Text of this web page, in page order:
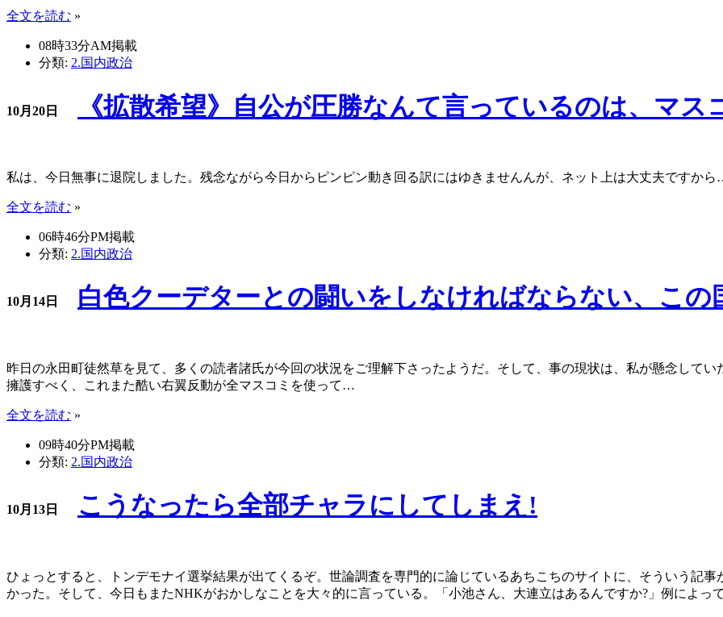
全文を読む »
08時33分AM掲載
分類: 2.国内政治
10月20日 《拡散希望》自公が圧勝なんて言っているのは、マス
私は、今日無事に退院しました。残念ながら今日からピンピン動き回る訳にはゆきませんんが、ネット上は大丈夫ですか
全文を読む »
06時46分PM掲載
分類: 2.国内政治
10月14日 白色クーデターとの闘いをしなければならない、こ
昨日の永田町徒然草を見て、多くの読者諸氏が今回の状況をご理解下さったようだ。そして、事の現状は、私が懸念して
擁護すべく、これまた酷い右翼反動が全マスコミを使って…
全文を読む »
09時40分PM掲載
分類: 2.国内政治
10月13日 こうなったら全部チャラにしてしまえ!
ひょっとすると、トンデモナイ選挙結果が出てくるぞ。世論調査を専門的に論じているあちこちのサイトに、そういう記
かった。そして、今日もまたNHKがおかしなことを大々的に言っている。「小池さん、大連立はあるんですか?」例によっ